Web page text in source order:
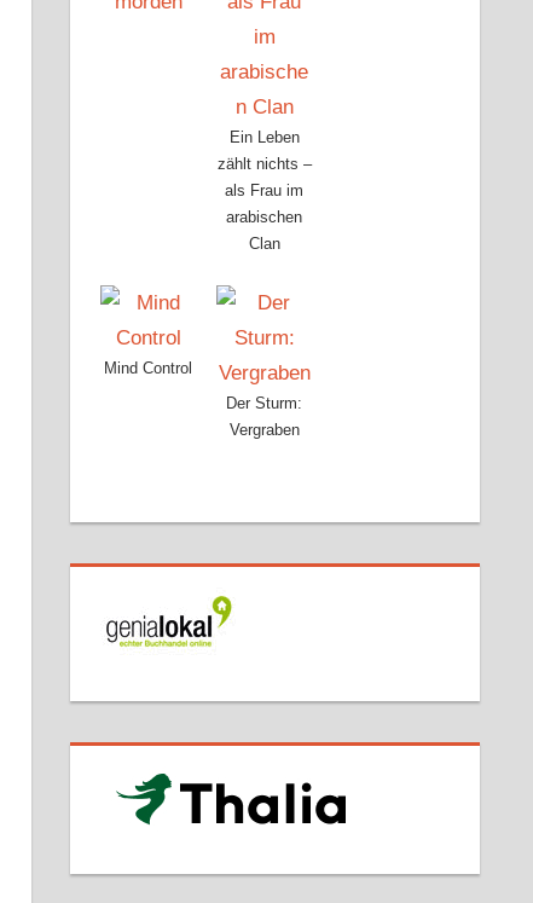
Ein Leben
zählt nichts –
als Frau im
arabischen
Clan
Mind Control
Der Sturm:
Vergraben